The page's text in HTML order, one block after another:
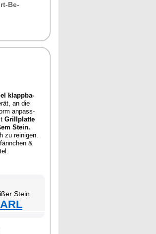
Be­
klapp­ba­
an die
an­pass­
Grill­plat­te
Stein.
zu rei­ni­gen.
&
Stein